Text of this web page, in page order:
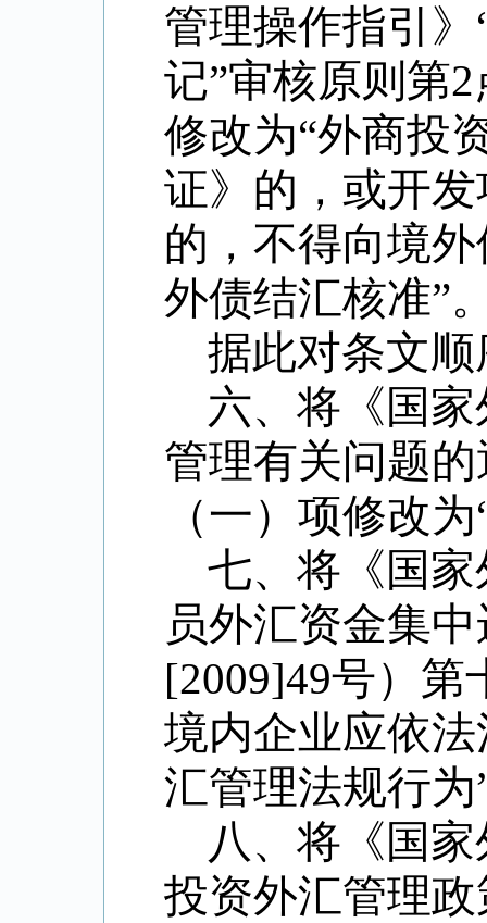
管理操作指引》
记”审核原则第2
修改为“外商投
证》的，或开
的，不得向境
外债结汇核准”
据此对条文
六、将《国
管理有关问题
（一）项修改为
七、将《国
员外汇资金集
[2009]49号）第
境内企业应依
汇管理法规行为
八、将《国
投资外汇管理